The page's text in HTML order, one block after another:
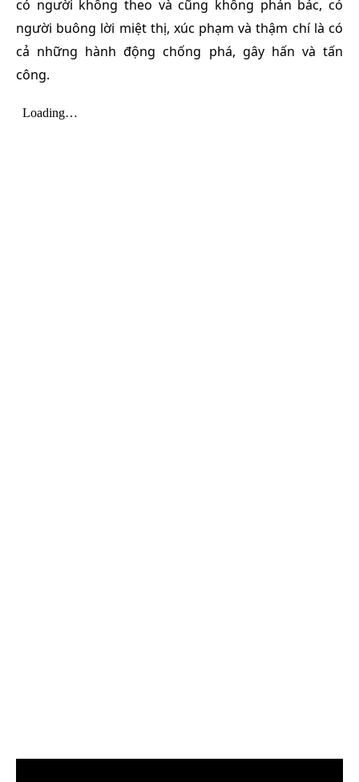
có người không theo và cũng không phản bác, có
người buông lời miệt thị, xúc phạm và thậm chí là có
cả những hành động chống phá, gây hấn và tấn
công.